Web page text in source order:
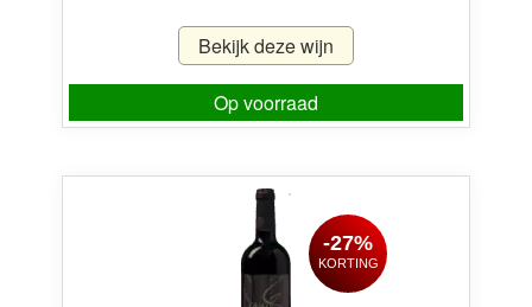
Bekijk deze wijn
Op voorraad
-27%
KORTING